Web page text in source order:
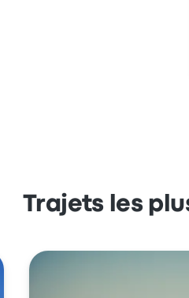
Trajets les